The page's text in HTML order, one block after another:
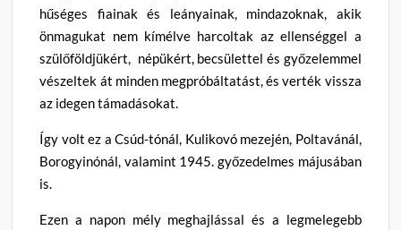
hűséges fiainak és leányainak, mindazoknak, akik
önmagukat nem kímélve harcoltak az ellenséggel a
szülőföldjükért, népükért, becsülettel és győzelemmel
vészeltek át minden megpróbáltatást, és verték vissza
az idegen támadásokat.
Így volt ez a Csúd-tónál, Kulikovó mezején, Poltavánál,
Borogyinónál, valamint 1945. győzedelmes májusában
is.
Ezen a napon mély meghajlással és a legmelegebb